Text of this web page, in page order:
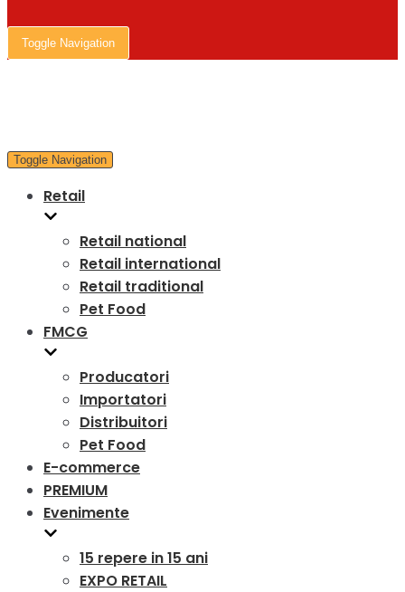
Toggle Navigation
Toggle Navigation
Retail
Retail national
Retail international
Retail traditional
Pet Food
FMCG
Producatori
Importatori
Distribuitori
Pet Food
E-commerce
PREMIUM
Evenimente
15 repere in 15 ani
EXPO RETAIL